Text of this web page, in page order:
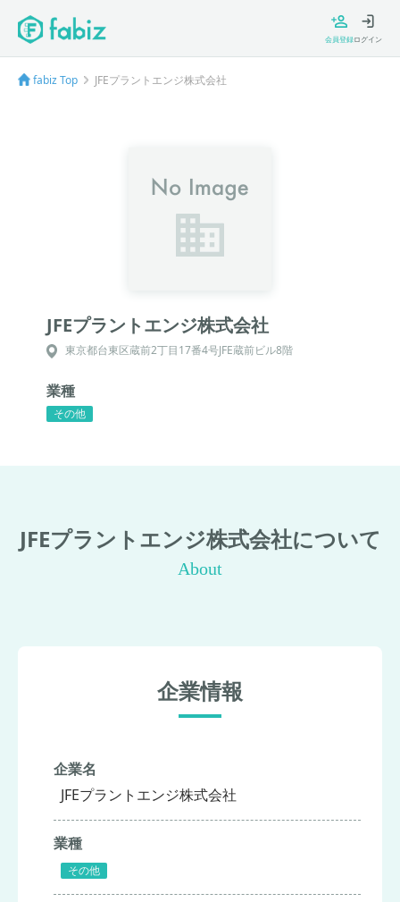
会員登録ログイン
fabiz Top JFEプラントエンジ株式会社
JFEプラントエンジ株式会社
東京都台東区蔵前2丁目17番4号JFE蔵前ビル8階
業種
その他
JFEプラントエンジ株式会社について
About
企業情報
企業名
JFEプラントエンジ株式会社
業種
その他